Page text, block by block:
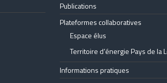
Publications
Plateformes collaboratives
Espace élus
Territoire d’énergie Pays de la
Informations pratiques